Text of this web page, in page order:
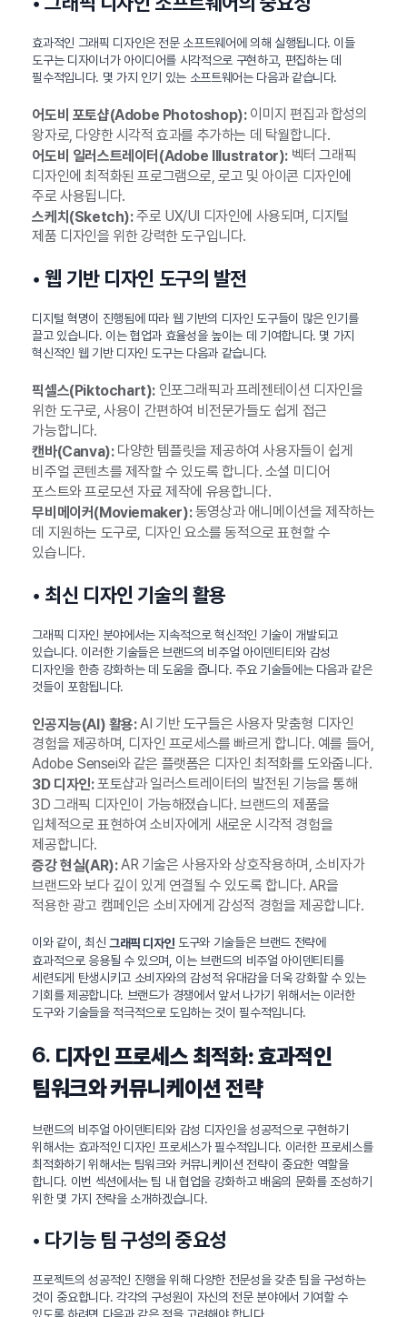
효과적인 그래픽 디자인은 전문 소프트웨어에 의해 실행됩니다. 이들
도구는 디자이너가 아이디어를 시각적으로 구현하고, 편집하는 데
필수적입니다. 몇 가지 인기 있는 소프트웨어는 다음과 같습니다.
어도비 포토샵(Adobe Photoshop):이미지 편집과 합성의
왕자로, 다양한 시각적 효과를 추가하는 데 탁월합니다.
어도비 일러스트레이터(Adobe Illustrator):벡터 그래픽
디자인에 최적화된 프로그램으로, 로고 및 아이콘 디자인에
주로 사용됩니다.
스케치(Sketch):주로 UX/UI 디자인에 사용되며, 디지털
제품 디자인을 위한 강력한 도구입니다.
• 웹 기반 디자인 도구의 발전
디지털 혁명이 진행됨에 따라 웹 기반의 디자인 도구들이 많은 인기를
끌고 있습니다. 이는 협업과 효율성을 높이는 데 기여합니다. 몇 가지
혁신적인 웹 기반 디자인 도구는 다음과 같습니다.
픽셀스(Piktochart):인포그래픽과 프레젠테이션 디자인을
위한 도구로, 사용이 간편하여 비전문가들도 쉽게 접근
가능합니다.
캔바(Canva):다양한 템플릿을 제공하여 사용자들이 쉽게
비주얼 콘텐츠를 제작할 수 있도록 합니다. 소셜 미디어
포스트와 프로모션 자료 제작에 유용합니다.
무비메이커(Moviemaker):동영상과 애니메이션을 제작하는
데 지원하는 도구로, 디자인 요소를 동적으로 표현할 수
있습니다.
• 최신 디자인 기술의 활용
그래픽 디자인 분야에서는 지속적으로 혁신적인 기술이 개발되고
있습니다. 이러한 기술들은 브랜드의 비주얼 아이덴티티와 감성
디자인을 한층 강화하는 데 도움을 줍니다. 주요 기술들에는 다음과 같은
것들이 포함됩니다.
인공지능(AI) 활용:AI 기반 도구들은 사용자 맞춤형 디자인
경험을 제공하며, 디자인 프로세스를 빠르게 합니다. 예를 들어,
Adobe Sensei와 같은 플랫폼은 디자인 최적화를 도와줍니다.
3D 디자인:포토샵과 일러스트레이터의 발전된 기능을 통해
3D 그래픽 디자인이 가능해졌습니다. 브랜드의 제품을
입체적으로 표현하여 소비자에게 새로운 시각적 경험을
제공합니다.
증강 현실(AR):AR 기술은 사용자와 상호작용하며, 소비자가
브랜드와 보다 깊이 있게 연결될 수 있도록 합니다. AR을
적용한 광고 캠페인은 소비자에게 감성적 경험을 제공합니다.
이와 같이, 최신 그래픽 디자인 도구와 기술들은 브랜드 전략에
효과적으로 응용될 수 있으며, 이는 브랜드의 비주얼 아이덴티티를
세련되게 탄생시키고 소비자와의 감성적 유대감을 더욱 강화할 수 있는
기회를 제공합니다. 브랜드가 경쟁에서 앞서 나가기 위해서는 이러한
도구와 기술들을 적극적으로 도입하는 것이 필수적입니다.
6. 디자인 프로세스 최적화: 효과적인
팀워크와 커뮤니케이션 전략
브랜드의 비주얼 아이덴티티와 감성 디자인을 성공적으로 구현하기
위해서는 효과적인 디자인 프로세스가 필수적입니다. 이러한 프로세스를
최적화하기 위해서는 팀워크와 커뮤니케이션 전략이 중요한 역할을
합니다. 이번 섹션에서는 팀 내 협업을 강화하고 배움의 문화를 조성하기
위한 몇 가지 전략을 소개하겠습니다.
• 다기능 팀 구성의 중요성
프로젝트의 성공적인 진행을 위해 다양한 전문성을 갖춘 팀을 구성하는
것이 중요합니다. 각각의 구성원이 자신의 전문 분야에서 기여할 수